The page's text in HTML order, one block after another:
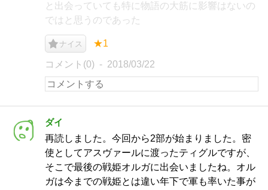
と出会っていても特に物語の大筋に影響はないの
ではと思うのであった
ナイス ★1
コメント(0) 2018/03/22
ダイ
再読しました。今回から2部が始まりました。密
使としてアスヴァールに渡ったティグルですが、
そこで最後の戦姫オルガに出会いましたね。オル
ガは今までの戦姫とは違い年下で軍も率いた事が